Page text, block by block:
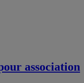
association